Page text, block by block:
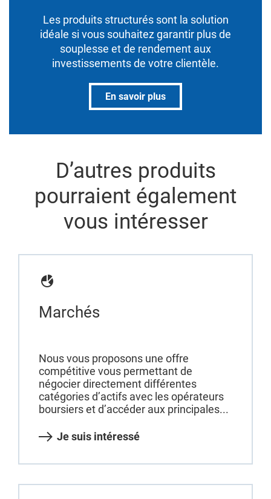
Les produits structurés sont la solution
idéale si vous souhaitez garantir plus de
souplesse et de rendement aux
investissements de votre clientèle.
En savoir plus
D’autres produits
pourraient également
vous intéresser
Marchés
Nous vous proposons une offre
compétitive vous permettant de
négocier directement différentes
catégories d’actifs avec les opérateurs
boursiers et d’accéder aux principales...
Je suis intéressé